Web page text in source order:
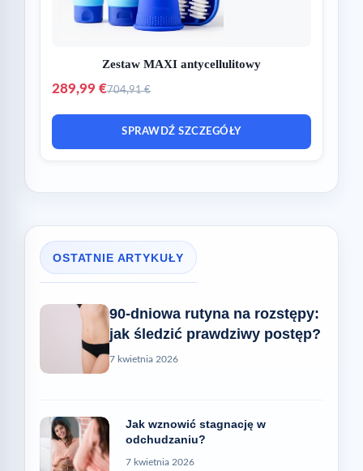
Zestaw MAXI antycellulitowy
289,99 €704,91 €
SPRAWDŹ SZCZEGÓŁY
OSTATNIE ARTYKUŁY
90-dniowa rutyna na rozstępy:
jak śledzić prawdziwy postęp?
7 kwietnia 2026
Jak wznowić stagnację w
odchudzaniu?
7 kwietnia 2026